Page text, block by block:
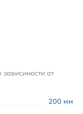
200 мм
от